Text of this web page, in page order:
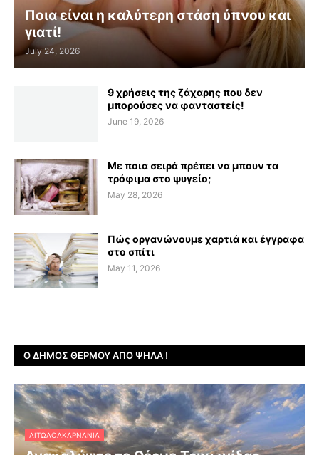
Ποια είναι η καλύτερη στάση ύπνου και
γιατί!
July 24, 2026
9 χρήσεις της ζάχαρης που δεν
μπορούσες να φανταστείς!
June 19, 2026
Με ποια σειρά πρέπει να μπουν τα
τρόφιμα στο ψυγείο;
May 28, 2026
Πώς οργανώνουμε χαρτιά και έγγραφα
στο σπίτι
May 11, 2026
Ο ΔΉΜΟΣ ΘΈΡΜΟΥ ΑΠΌ ΨΗΛΆ !
ΑΙΤΩΛΟΑΚΑΡΝΑΝΊΑ